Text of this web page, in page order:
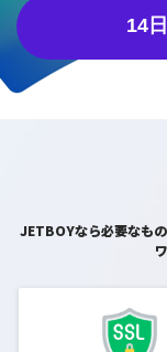
14
JETBOYなら必要なもの